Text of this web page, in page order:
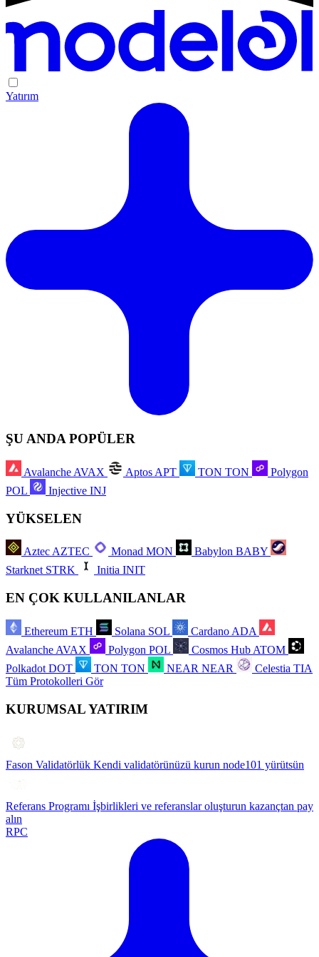
Yatırım
ŞU ANDA POPÜLER
Avalanche AVAX Aptos APT TON TON
Polygon
POL
Injective INJ
YÜKSELEN
AztecAZTEC Monad MON Babylon BABY
Starknet STRK Initia INIT
EN ÇOK KULLANILANLAR
Ethereum ETH Solana SOL Cardano ADA
Avalanche AVAX Polygon POL Cosmos Hub ATOM
Polkadot DOT TON TON NEAR NEAR Celestia TIA
Tüm Protokolleri Gör
KURUMSAL YATIRIM
Fason Validatörlük Kendi validatörünüzü kurun node101 yürütsün
Referans Programı İşbirlikleri ve referanslar oluşturun kazançtan pay
alın
RPC